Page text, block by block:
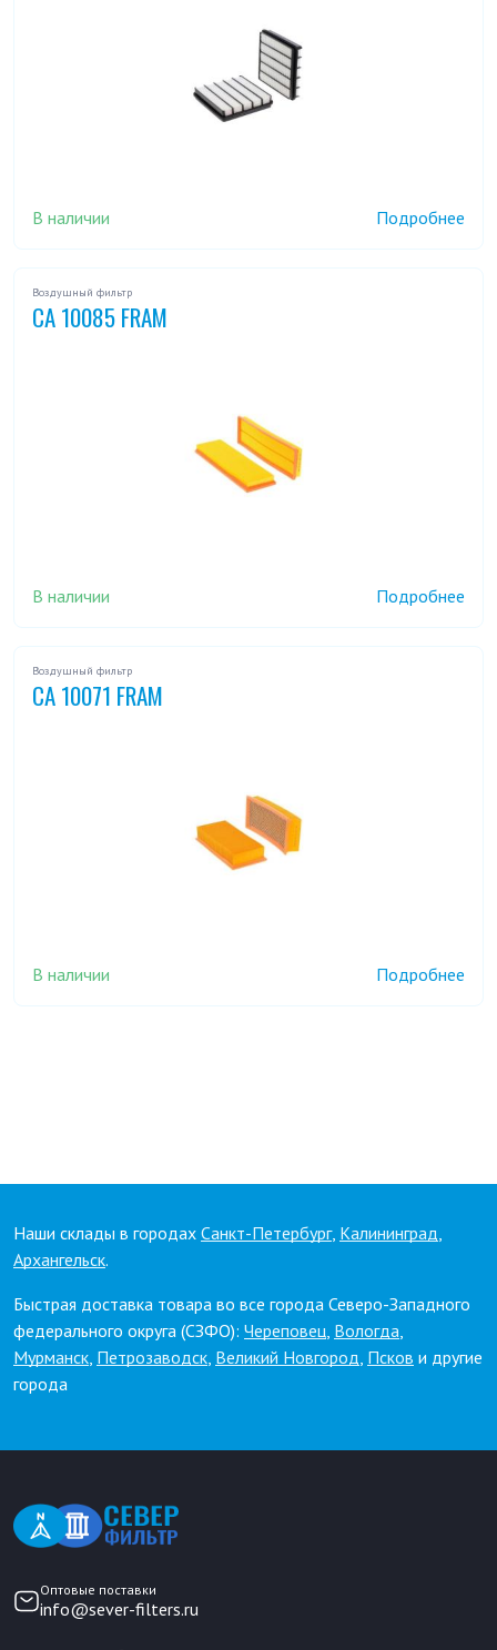
В наличии Подробнее
Воздушный фильтр
CA 10085 FRAM
В наличии Подробнее
Воздушный фильтр
CA 10071 FRAM
В наличии Подробнее
Наши склады в городах Санкт-Петербург, Калининград,
Архангельск.
Быстрая доставка товара во все города Северо-Западного
федерального округа (СЗФО): Череповец, Вологда,
Мурманск, Петрозаводск, Великий Новгород, Псков и другие
города
Оптовые поставки
info@sever-filters.ru